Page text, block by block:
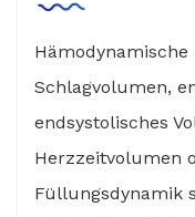
Hämodynamische
Schlagvolumen,
endsystolisches
Herzzeitvolumen
Füllungsdynamik